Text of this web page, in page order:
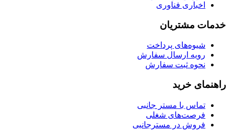
اخباری فناوری
خدمات مشتریان
شیوه‌های پرداخت
رویه ارسال سفارش
نحوه ثبت سفارش
راهنمای خرید
تماس با مستر جانبی
فرصت‌های شغلی
فروش در مسترجانبی